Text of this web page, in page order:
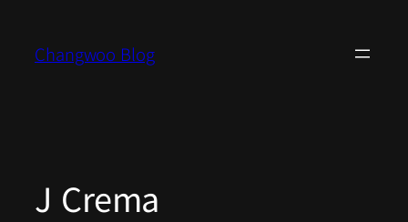
Changwoo Blog
J Crema